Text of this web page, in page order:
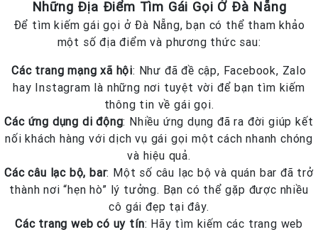
Những Địa Điểm Tìm Gái Gọi Ở Đà Nẵng
Để tìm kiếm gái gọi ở Đà Nẵng, bạn có thể tham khảo
một số địa điểm và phương thức sau:
Các trang mạng xã hội: Như đã đề cập, Facebook, Zalo
hay Instagram là những nơi tuyệt vời để bạn tìm kiếm
thông tin về gái gọi.
Các ứng dụng di động: Nhiều ứng dụng đã ra đời giúp kết
nối khách hàng với dịch vụ gái gọi một cách nhanh chóng
và hiệu quả.
Các câu lạc bộ, bar: Một số câu lạc bộ và quán bar đã trở
thành nơi “hẹn hò” lý tưởng. Bạn có thể gặp được nhiều
cô gái đẹp tại đây.
Các trang web có uy tín: Hãy tìm kiếm các trang web